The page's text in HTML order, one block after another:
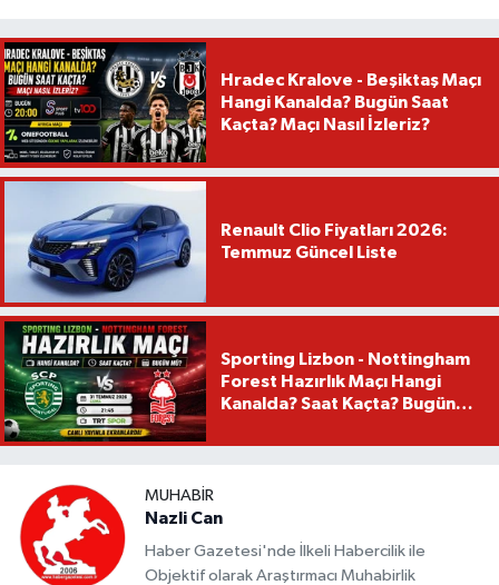
Hradec Kralove - Beşiktaş Maçı
Hangi Kanalda? Bugün Saat
Kaçta? Maçı Nasıl İzleriz?
Renault Clio Fiyatları 2026:
Temmuz Güncel Liste
Sporting Lizbon - Nottingham
Forest Hazırlık Maçı Hangi
Kanalda? Saat Kaçta? Bugün
MUHABIR
Nazli Can
Haber Gazetesi'nde İlkeli Habercilik ile
Objektif olarak Araştırmacı Muhabirlik